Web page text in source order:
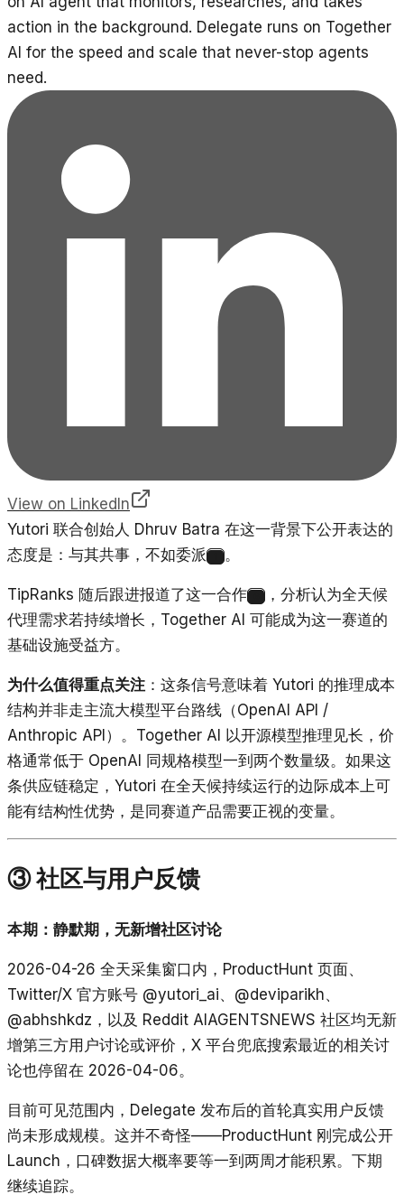
action in the background. Delegate runs on Together
AI for the speed and scale that never-stop agents
need.
View on LinkedIn
Yutori 联合创始人 Dhruv Batra 在这一背景下公开表达的
态度是：与其共事，不如委派
。
TipRanks 随后跟进报道了这一合作
，分析认为全天候
代理需求若持续增长，Together AI 可能成为这一赛道的
基础设施受益方。
为什么值得重点关注 ：这条信号意味着 Yutori 的推理成本
结构并非走主流大模型平台路线（OpenAI API /
Anthropic API）。Together AI 以开源模型推理见长，价
格通常低于 OpenAI 同规格模型一到两个数量级。如果这
条供应链稳定，Yutori 在全天候持续运行的边际成本上可
能有结构性优势，是同赛道产品需要正视的变量。
③ 社区与用户反馈
本期：静默期，无新增社区讨论
2026-04-26 全天采集窗口内，ProductHunt 页面、
Twitter/X 官方账号 @yutori_ai、@deviparikh、
@abhshkdz，以及 Reddit AIAGENTSNEWS 社区均无新
增第三方用户讨论或评价，X 平台兜底搜索最近的相关讨
论也停留在 2026-04-06。
目前可见范围内，Delegate 发布后的首轮真实用户反馈
尚未形成规模。这并不奇怪——ProductHunt 刚完成公开
Launch，口碑数据大概率要等一到两周才能积累。下期
继续追踪。